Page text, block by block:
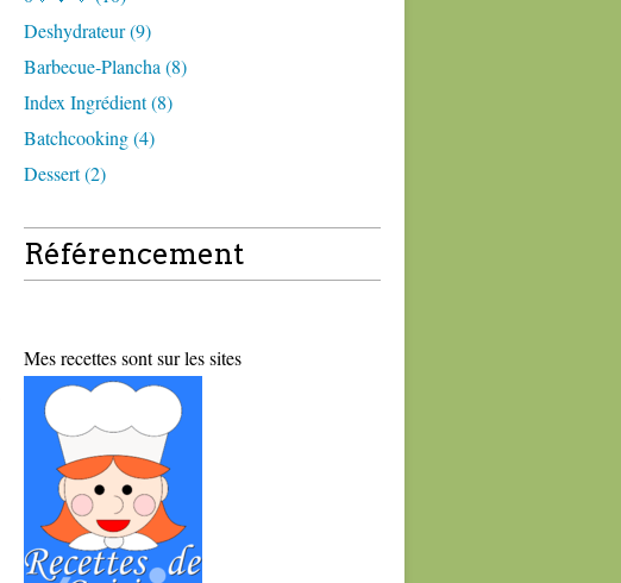
Deshydrateur (9)
Barbecue-Plancha (8)
Index Ingrédient (8)
Batchcooking (4)
Dessert (2)
Référencement
Mes recettes sont sur les sites